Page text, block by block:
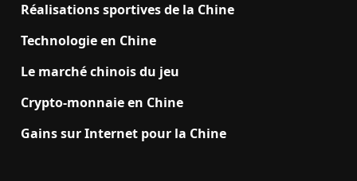
Réalisations sportives de la Chine
Technologie en Chine
Le marché chinois du jeu
Crypto-monnaie en Chine
Gains sur Internet pour la Chine